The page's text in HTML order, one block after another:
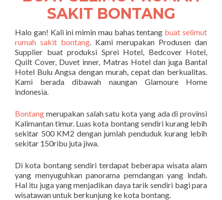
SAKIT BONTANG
Halo gan! Kali ini mimin mau bahas tentang buat selimut
rumah sakit bontang. Kami merupakan Produsen dan
Supplier buat produksi Sprei Hotel, Bedcover Hotel,
Quilt Cover, Duvet inner, Matras Hotel dan juga Bantal
Hotel Bulu Angsa dengan murah, cepat dan berkualitas.
Kami berada dibawah naungan Glamoure Home
indonesia.
Bontang merupakan salah satu kota yang ada di provinsi
Kalimantan timur. Luas kota bontang sendiri kurang lebih
sekitar 500 KM2 dengan jumlah penduduk kurang lebih
sekitar 150ribu juta jiwa.
Di kota bontang sendiri terdapat beberapa wisata alam
yang menyuguhkan panorama pemdangan yang indah.
Hal itu juga yang menjadikan daya tarik sendiri bagi para
wisatawan untuk berkunjung ke kota bontang.